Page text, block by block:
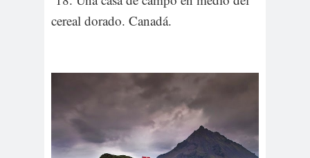
cereal dorado. Canadá.